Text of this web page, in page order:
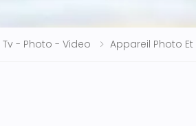
Tv - Photo - Video Appareil Photo